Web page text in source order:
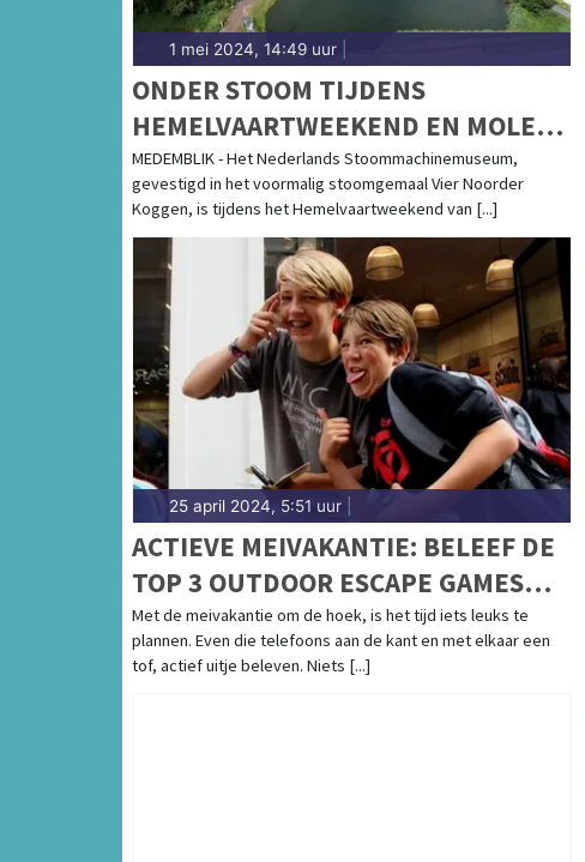
1 mei 2024, 14:49 uur
ONDER STOOM TIJDENS
HEMELVAARTWEEKEND EN MOLEN-
EN GEMALENWEEKEND
MEDEMBLIK - Het Nederlands Stoommachinemuseum,
gevestigd in het voormalig stoomgemaal Vier Noorder
Koggen, is tijdens het Hemelvaartweekend van [...]
25 april 2024, 5:51 uur
ACTIEVE MEIVAKANTIE: BELEEF DE
TOP 3 OUTDOOR ESCAPE GAMES
VOOR HET HELE GEZIN!
Met de meivakantie om de hoek, is het tijd iets leuks te
plannen. Even die telefoons aan de kant en met elkaar een
tof, actief uitje beleven. Niets [...]